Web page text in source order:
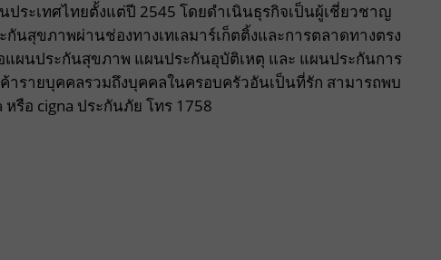
ระเทศไทยตั้งแต่ปี 2545 โดยดำเนินธุรกิจเป็นผู้เชี่ยวชาญ
สุขภาพผ่านช่องทางเทเลมาร์เก็ตติ้งและการตลาดทางตรง
ผนประกันสุขภาพ แผนประกันอุบัติเหตุ และ แผนประกันการ
ารายบุคคลรวมถึงบุคคลในครอบครัวอันเป็นที่รัก สามารถพบ
หรือ cigna ประกันภัย โทร 1758